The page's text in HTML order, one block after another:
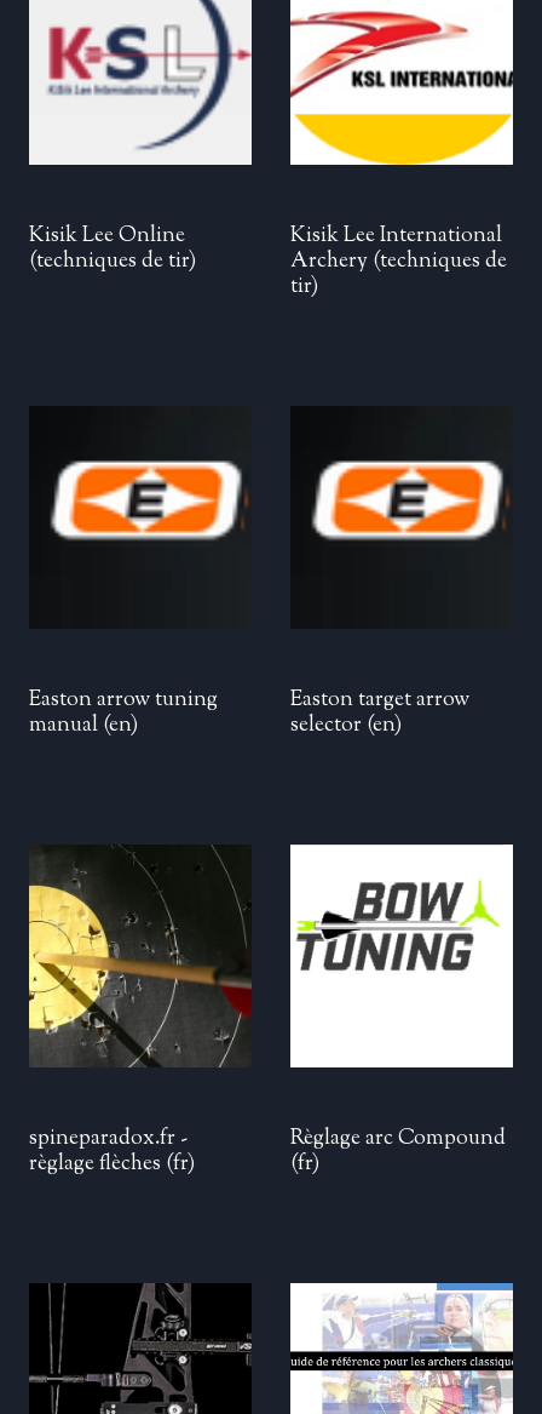
Kisik Lee Online
(techniques de tir)
Kisik Lee International
Archery (techniques de
tir)
Easton arrow tuning
manual (en)
Easton target arrow
selector (en)
spineparadox.fr -
règlage flèches (fr)
Règlage arc Compound
(fr)